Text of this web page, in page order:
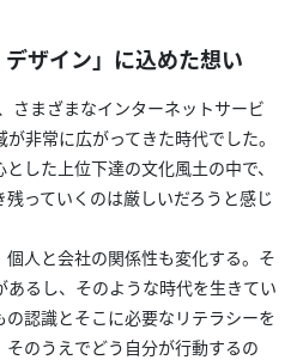
ザイン」に込めた想い
さまざまなインターネットサービ
非常に広がってきた時代でした。
した上位下達の文化風土の中で、
っていくのは厳しいだろうと感じ
人と会社の関係性も変化する。そ
るし、そのような時代を生きてい
認識とそこに必要なリテラシーを
のうえでどう自分が行動するの